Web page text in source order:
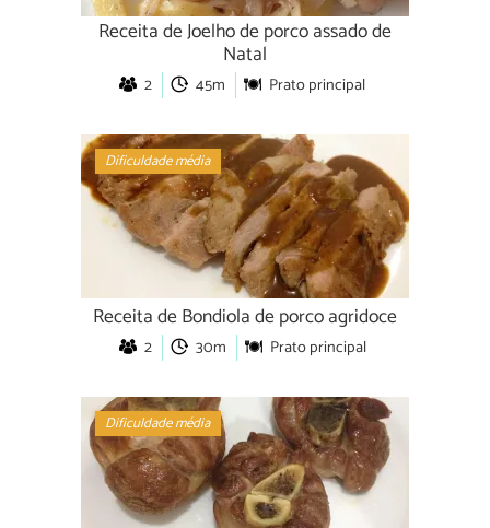
Receita de Joelho de porco assado de
Natal
2 45m Prato principal
Dificuldade média
Receita de Bondiola de porco agridoce
2 30m Prato principal
Dificuldade média